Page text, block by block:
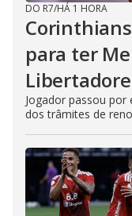
DO R7/HÁ 1 HORA
para ter
Jogador passou por
dos trâmites de